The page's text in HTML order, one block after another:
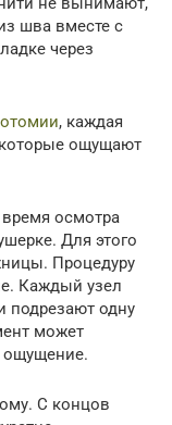
шва вместе с
через
, каждая
ощущают
осмотра
Для этого
Процедуру
Каждый узел
подрезают одну
может
ощущение.
С концов